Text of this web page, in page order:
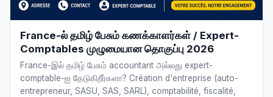
France-ல் தமிழ் பேசும் கணக்காளர்கள் / Expert-
Comptables முழுமையான தொகுப்பு 2026
France-இல் தமிழ் பேசும் accountant அல்லது expert-
comptable-ஐ தேடுகிறீர்களா? Création d'entreprise (auto-
entrepreneur, SASU, SAS, SARL), comptabilité, fiscalité,